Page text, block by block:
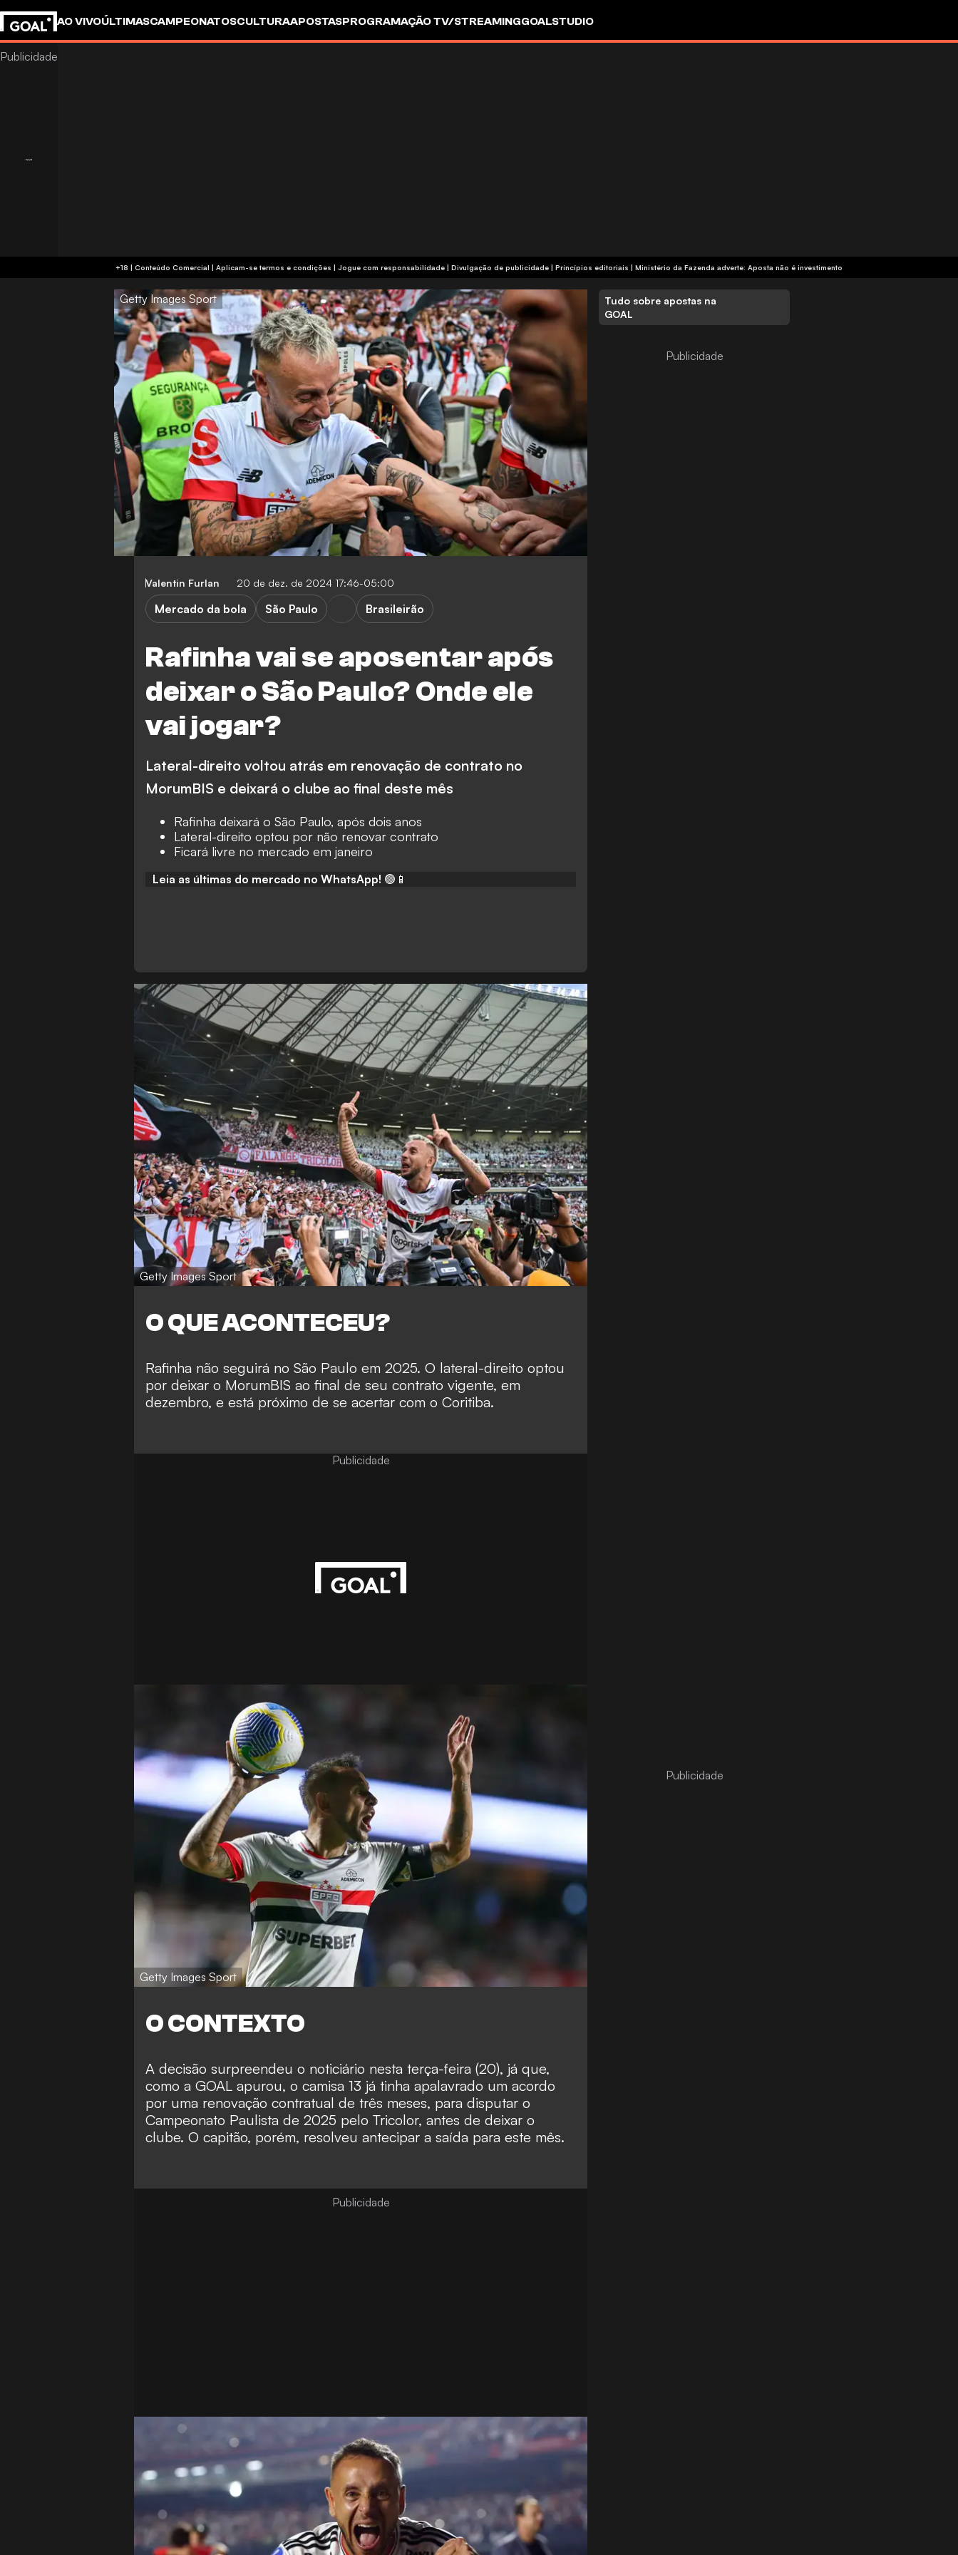
AO VIVOÚLTIMASCAMPEONATOSCULTURAAPOSTASPROGRAMAÇÃO TV/STREAMINGGOALSTUDIO
+18 | Conteúdo Comercial | Aplicam-se termos e condições | Jogue com responsabilidade | Divulgação de publicidade | Princípios editoriais | Ministério da Fazenda adverte: Aposta não é investimento
Getty Images Sport
Valentin Furlan 20 de dez. de 2024 17:46-05:00
Rafinha vai se aposentar após
deixar o São Paulo? Onde ele
vai jogar?
Mercado da bola São Paulo Brasileirão
Lateral-direito voltou atrás em renovação de contrato no
MorumBIS e deixará o clube ao final deste mês
Rafinha deixará o São Paulo, após dois anos
Lateral-direito optou por não renovar contrato
Ficará livre no mercado em janeiro
Leia as últimas do mercado no WhatsApp! 🟢📱
Getty Images Sport
O QUE ACONTECEU?
Rafinha não seguirá no São Paulo em 2025. O lateral-direito optou
por deixar o MorumBIS ao final de seu contrato vigente, em
dezembro, e está próximo de se acertar com o Coritiba.
Publicidade
Getty Images Sport
O CONTEXTO
A decisão surpreendeu o noticiário nesta terça-feira (20), já que,
como a GOAL apurou, o camisa 13 já tinha apalavrado um acordo
por uma renovação contratual de três meses, para disputar o
Campeonato Paulista de 2025 pelo Tricolor, antes de deixar o
clube. O capitão, porém, resolveu antecipar a saída para este mês.
Tudo sobre apostas na
GOAL